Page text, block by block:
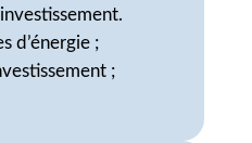
d’énergie ;
;